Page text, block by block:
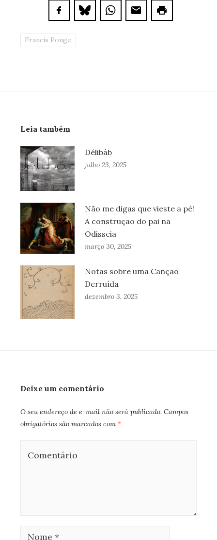
Francis Ponge
Leia também
Délibáb
julho 23, 2025
Não me digas que vieste a pé!
A construção do pai na
Odisseia
março 30, 2025
Notas sobre uma Canção
Derruída
dezembro 3, 2025
Deixe um comentário
O seu endereço de e-mail não será publicado. Campos
obrigatórios são marcados com *